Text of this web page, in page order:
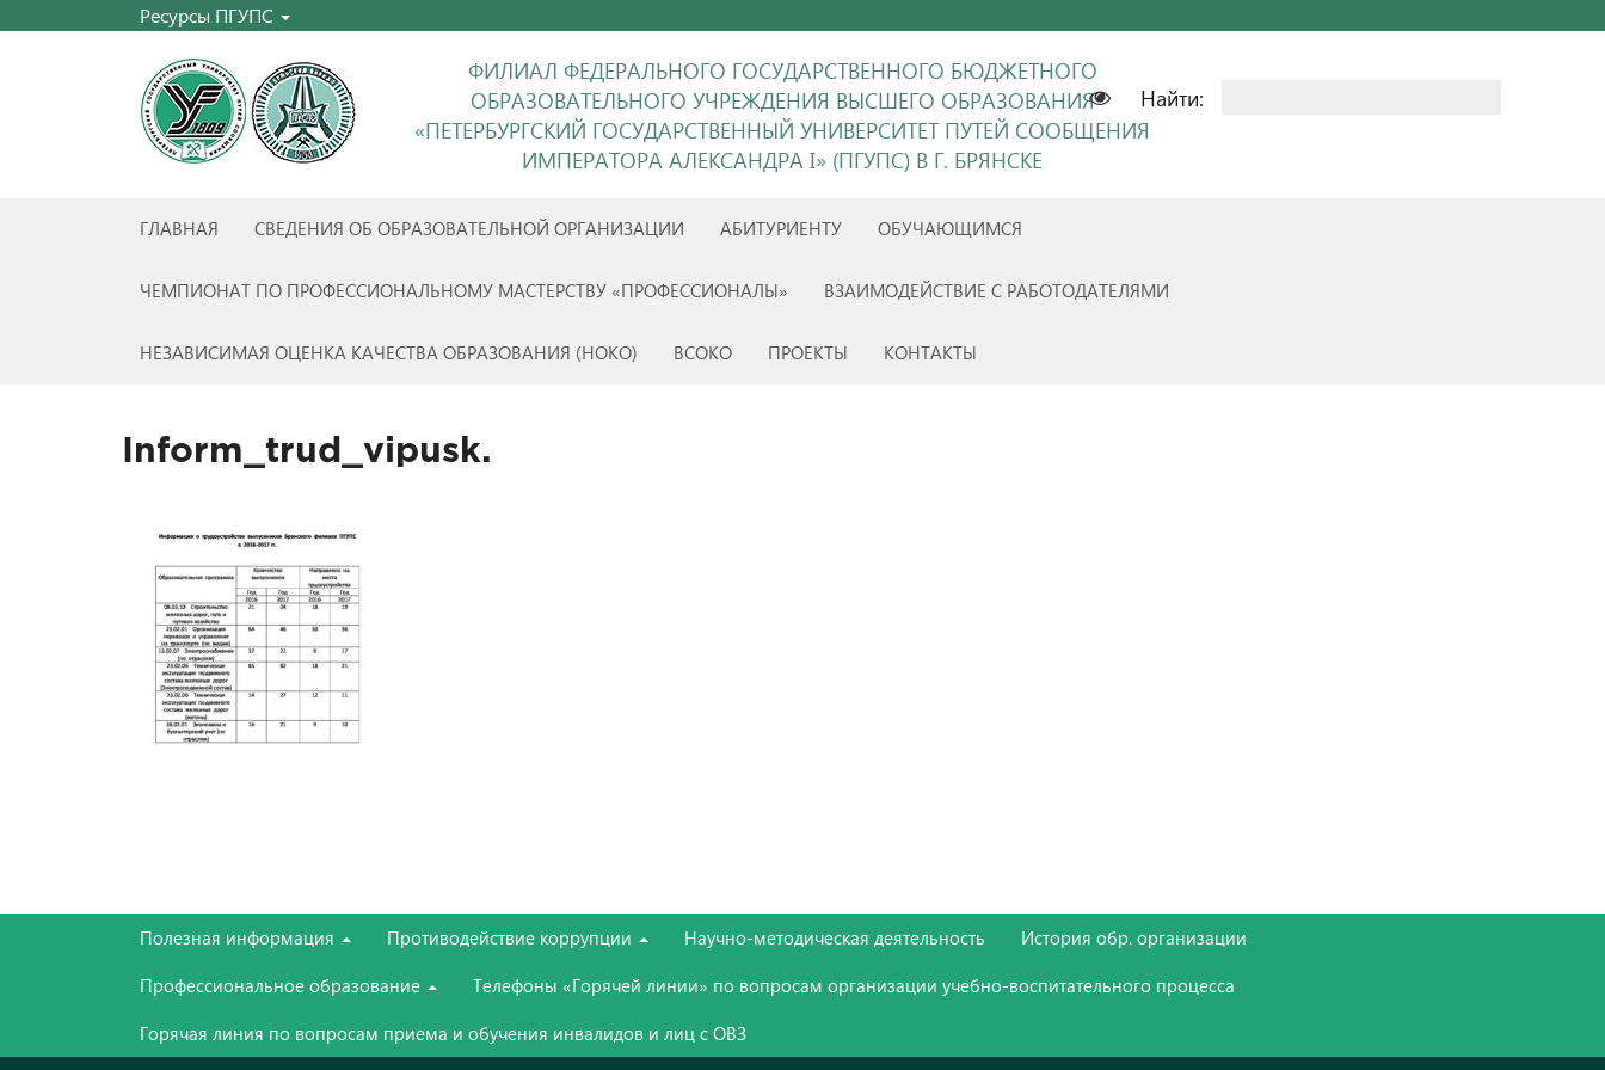
Ресурсы ПГУПС
ФИЛИАЛ ФЕДЕРАЛЬНОГО ГОСУДАРСТВЕННОГО БЮДЖЕТНОГО
ОБРАЗОВАТЕЛЬНОГО УЧРЕЖДЕНИЯ ВЫСШЕГО ОБРАЗОВАНИЯ
«ПЕТЕРБУРГСКИЙ ГОСУДАРСТВЕННЫЙ УНИВЕРСИТЕТ ПУТЕЙ СООБЩЕНИЯ
ИМПЕРАТОРА АЛЕКСАНДРА I» (ПГУПС) В Г. БРЯНСКЕ
Найти:
ГЛАВНАЯ СВЕДЕНИЯ ОБ ОБРАЗОВАТЕЛЬНОЙ ОРГАНИЗАЦИИ АБИТУРИЕНТУ ОБУЧАЮЩИМСЯ
ЧЕМПИОНАТ ПО ПРОФЕССИОНАЛЬНОМУ МАСТЕРСТВУ «ПРОФЕССИОНАЛЫ» ВЗАИМОДЕЙСТВИЕ С РАБОТОДАТЕЛЯМИ
НЕЗАВИСИМАЯ ОЦЕНКА КАЧЕСТВА ОБРАЗОВАНИЯ (НОКО) ВСОКО ПРОЕКТЫ КОНТАКТЫ
Inform_trud_vipusk.
Полезная информация Противодействие коррупции Научно-методическая деятельность
История обр. организации
Профессиональное образование
Телефоны «Горячей линии» по вопросам организации учебно-воспитательного процесса
Горячая линия по вопросам приема и обучения инвалидов и лиц с ОВЗ